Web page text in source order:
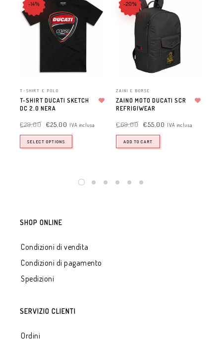
-14%
T-SHIRT E POLO
T-SHIRT DUCATI SKETCH
DC 2.0 NERA
€29,00 €25,00 IVA inclusa
SELECT OPTIONS
-20%
ZAINI E BORSE
ZAINO MOTO DUCATI SCR
REFRIGIWEAR
€69,00 €55,00 IVA inclusa
ADD TO CART
SHOP ONLINE
Condizioni di vendita
Condizioni di pagamento
Spedizioni
SERVIZIO CLIENTI
Ordini